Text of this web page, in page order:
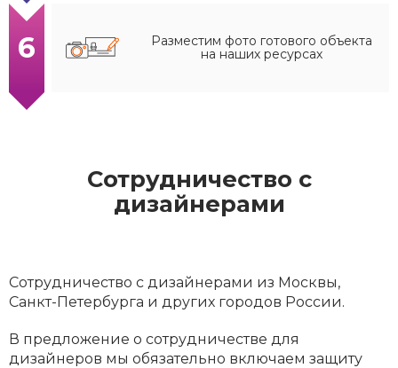
6
Разместим фото готового объекта
на наших ресурсах
Сотрудничество с
дизайнерами
Сотрудничество с дизайнерами из Москвы,
Санкт-Петербурга и других городов России.
В предложение о сотрудничестве для
дизайнеров мы обязательно включаем защиту